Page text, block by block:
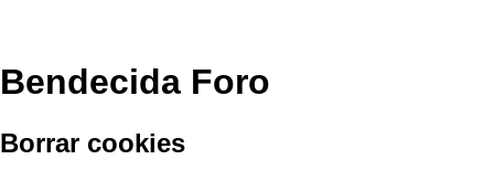
Bendecida Foro
Borrar cookies